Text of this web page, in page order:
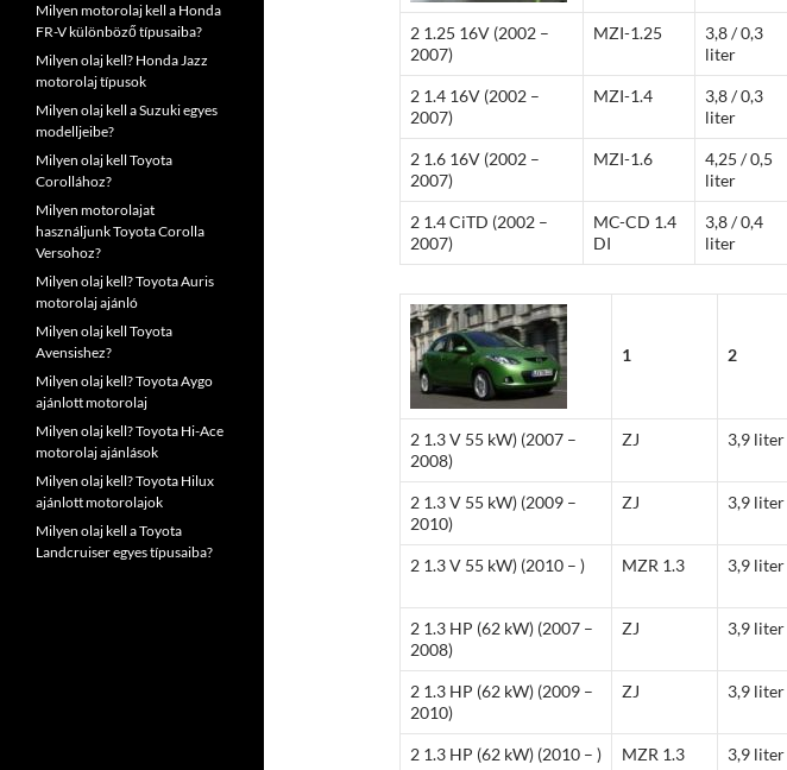
2 1.25 16V (2002 –
2007)
MZI-1.25
3,8 / 0,3
liter
2 1.4 16V (2002 –
2007)
MZI-1.4
3,8 / 0,3
liter
2 1.6 16V (2002 –
2007)
MZI-1.6
4,25 / 0,5
liter
2 1.4 CiTD (2002 –
2007)
MC-CD 1.4
DI
3,8 / 0,4
liter
1 2
2 1.3 V 55 kW) (2007 –
2008)
ZJ 3,9 liter
2 1.3 V 55 kW) (2009 –
2010)
ZJ 3,9 liter
2 1.3 V 55 kW) (2010 – ) MZR 1.3 3,9 liter
2 1.3 HP (62 kW) (2007 –
2008)
ZJ 3,9 liter
2 1.3 HP (62 kW) (2009 –
2010)
ZJ 3,9 liter
2 1.3 HP (62 kW) (2010 – ) MZR 1.3 3,9 liter
Milyen motorolaj kell a Honda
FR-V különböző típusaiba?
Milyen olaj kell? Honda Jazz
motorolaj típusok
Milyen olaj kell a Suzuki egyes
modelljeibe?
Milyen olaj kell Toyota
Corollához?
Milyen motorolajat
használjunk Toyota Corolla
Versohoz?
Milyen olaj kell? Toyota Auris
motorolaj ajánló
Milyen olaj kell Toyota
Avensishez?
Milyen olaj kell? Toyota Aygo
ajánlott motorolaj
Milyen olaj kell? Toyota Hi-Ace
motorolaj ajánlások
Milyen olaj kell? Toyota Hilux
ajánlott motorolajok
Milyen olaj kell a Toyota
Landcruiser egyes típusaiba?